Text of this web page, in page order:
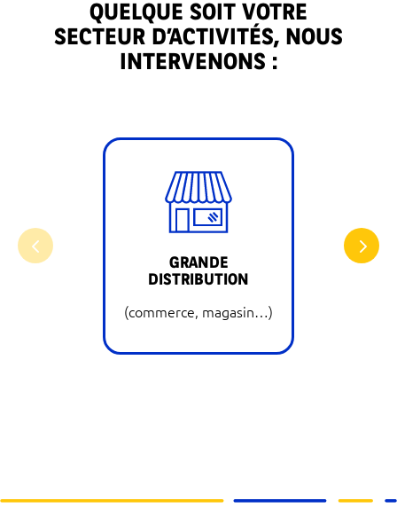
QUELQUE SOIT VOTRE
SECTEUR D’ACTIVITÉS, NOUS
INTERVENONS :
GRANDE
DISTRIBUTION
(commerce, magasin…)